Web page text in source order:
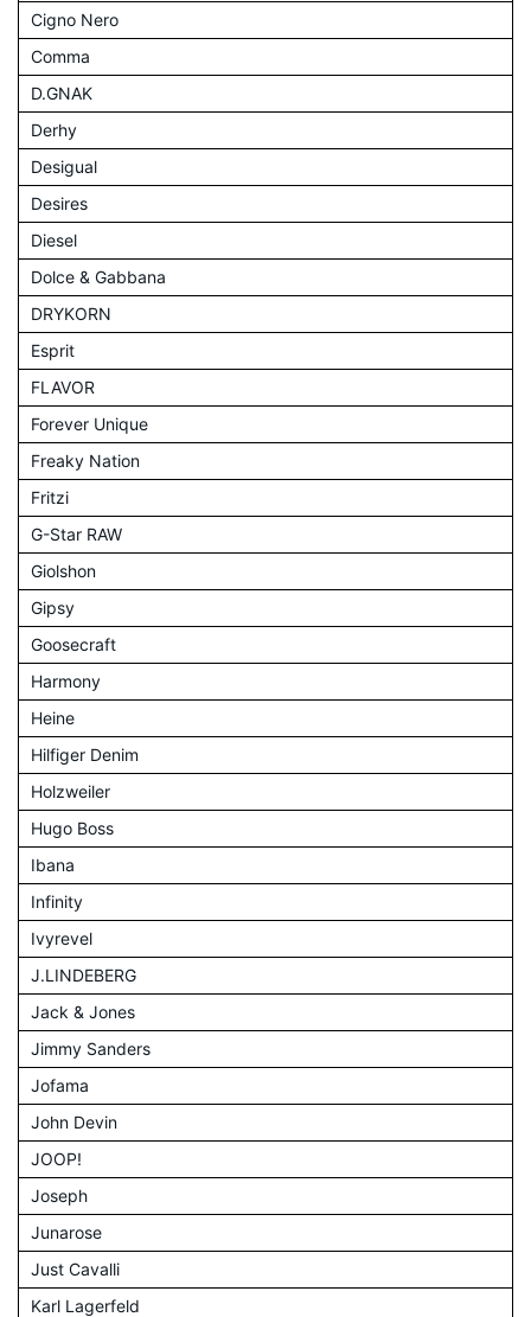
Cigno Nero
Comma
D.GNAK
Derhy
Desigual
Desires
Diesel
Dolce & Gabbana
DRYKORN
Esprit
FLAVOR
Forever Unique
Freaky Nation
Fritzi
G-Star RAW
Giolshon
Gipsy
Goosecraft
Harmony
Heine
Hilfiger Denim
Holzweiler
Hugo Boss
Ibana
Infinity
Ivyrevel
J.LINDEBERG
Jack & Jones
Jimmy Sanders
Jofama
John Devin
JOOP!
Joseph
Junarose
Just Cavalli
Karl Lagerfeld